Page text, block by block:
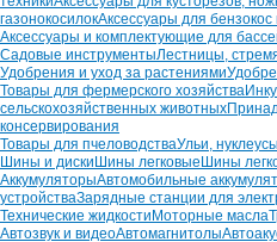
газонокосилокАксессуары для
Аксессуары и комплектующие для
Садовые инструментыЛестницы,
Удобрения и уход за растениями
Товары для фермерского хозяйства
сельскохозяйственных животных
консервирования
Товары для пчеловодстваУльи, нуклеусы
Шины и диски Шины легковые Шины
АккумуляторыАвтомобильные
устройстваЗарядные станции для
Технические жидкости Моторные масла
Автозвук и видеоАвтомагнитолы